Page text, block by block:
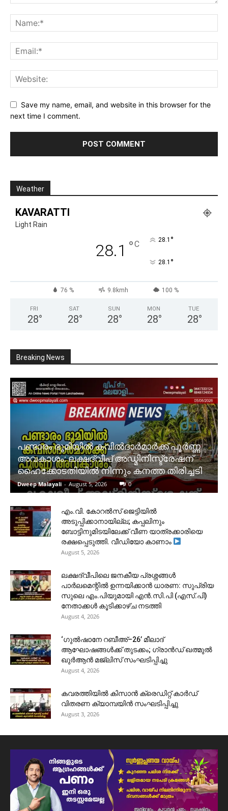
Save my name, email, and website in this browser for the
next time I comment.
Weather
KAVARATTI
Light Rain
28.1 °C 28.1 °
28.1 °
76 % 9.8kmh 100 %
FRI
28°
SAT
28°
SUN
28°
MON
28°
TUE
28°
Breaking News
പണ്ടാരം ഭൂമിയിൽ കവിൽദാർമാർക്ക് പൂർണ്ണ
അവകാശം: ലക്ഷദ്വീപ് അഡ്മിനിസ്ട്രേഷന്
ഹൈക്കോടതിയിൽ നിന്നും കനത്ത തിരിച്ചടി
Dweep Malayali - August 5, 2026 0
​എം.വി. കോറൽസ് ജെട്ടിയിൽ
അടുപ്പിക്കാനായില്ല; കപ്പലിനും
ബോട്ടിനുമിടയിലേക്ക് വീണ യാത്രക്കാരിയെ
രക്ഷപ്പെടുത്തി. വീഡിയോ കാണാം
August 5, 2026
ലക്ഷദ്വീപിലെ ജനകീയ പ്രശ്നങ്ങൾ
പാർലമെന്റിൽ ഉന്നയിക്കാൻ ധാരണ: സുപ്രിയ
സുലെ എം.പിയുമായി എൻ.സി.പി (എസ്.പി)
നേതാക്കൾ കൂടിക്കാഴ്ച നടത്തി
August 4, 2026
‘ഗുൽഷാനേ റബീഅ്–26’ മീലാദ്
ആഘോഷങ്ങൾക്ക് തുടക്കം; ഗ്രാൻഡ് ഖത്മുൽ
ഖുർആൻ മജ്‌ലിസ് സംഘടിപ്പിച്ചു
August 4, 2026
കവരത്തിയിൽ കിസാൻ ക്രെഡിറ്റ് കാർഡ്
വിതരണ ക്യാമ്പയിൻ സംഘടിപ്പിച്ചു
August 3, 2026